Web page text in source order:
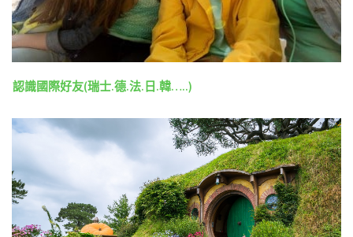
認識國際好友(瑞士.德.法.日.韓…..)